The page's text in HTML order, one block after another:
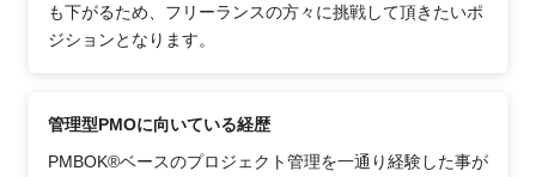
も下がるため、フリーランスの方々に挑戦して頂きたいポ
ジションとなります。
管理型PMOに向いている経歴
PMBOK®ベースのプロジェクト管理を一通り経験した事が